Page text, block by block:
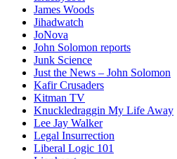
James Woods
Jihadwatch
JoNova
John Solomon reports
Junk Science
Just the News – John Solomon
Kafir Crusaders
Kitman TV
Knuckledraggin My Life Away
Lee Jay Walker
Legal Insurrection
Liberal Logic 101